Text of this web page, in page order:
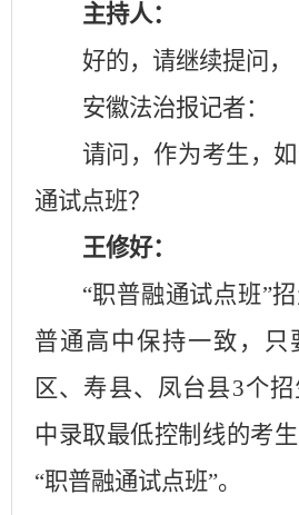
主持人：
好的，请继续提问，
安徽法治报记者：
请问，作为考生，
通试点班？
王修好：
“职普融通试点班”
普通高中保持一致，只
区、寿县、凤台县3个
中录取最低控制线的考
“职普融通试点班”。